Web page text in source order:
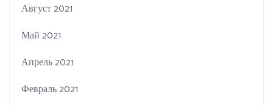
Август 2021
Май 2021
Апрель 2021
Февраль 2021